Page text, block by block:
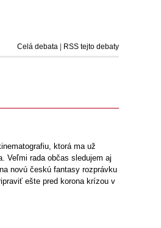
Celá debata | RSS tejto debaty
ktorá ma už
Veľmi rada občas sledujem aj
novú českú fantasy rozprávku
ešte pred korona krízou v